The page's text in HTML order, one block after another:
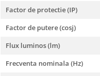
Factor de protectie (IP)
Factor de putere (cosj)
Flux luminos (lm)
Frecventa nominala (Hz)